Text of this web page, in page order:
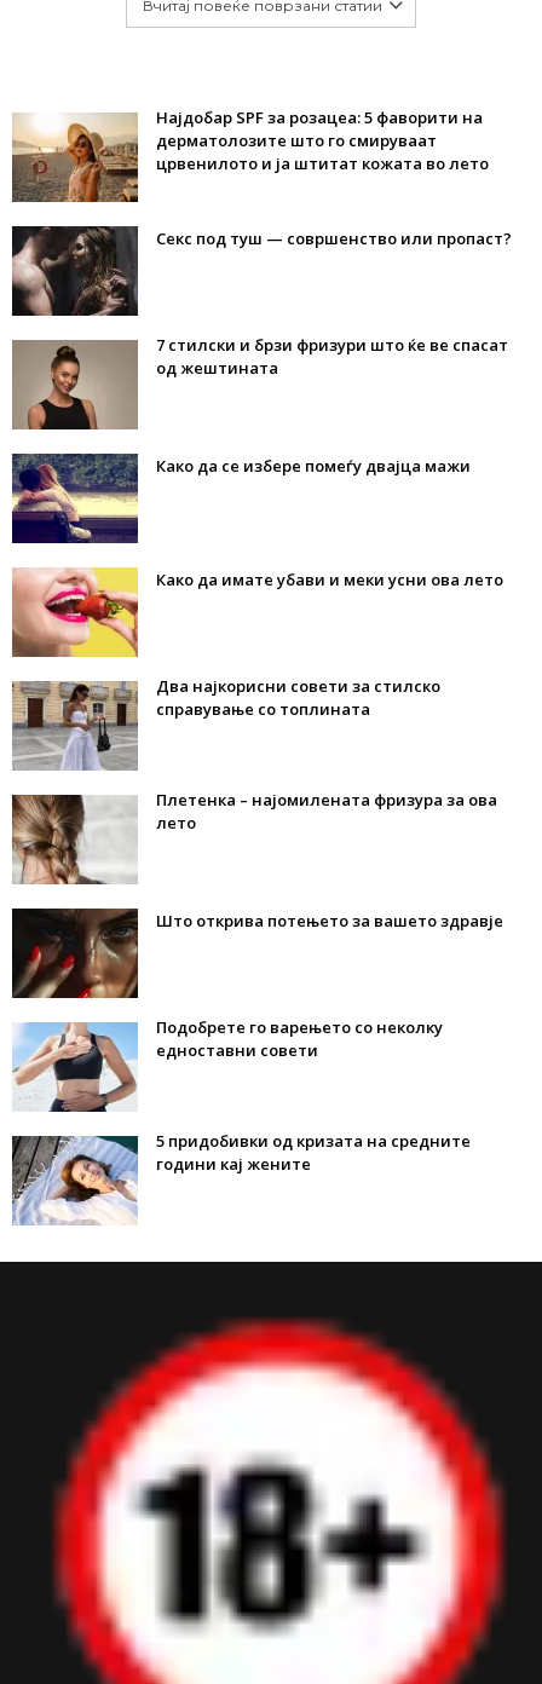
Вчитај повеќе поврзани статии
Најдобар SPF за розацеа: 5 фаворити на
дерматолозите што го смируваат
црвенилото и ја штитат кожата во лето
Секс под туш — совршенство или пропаст?
7 стилски и брзи фризури што ќе ве спасат
од жештината
Како да се избере помеѓу двајца мажи
Како да имате убави и меки усни ова лето
Два најкорисни совети за стилско
справување со топлината
Плетенка – најомилената фризура за ова
лето
Што открива потењето за вашето здравје
Подобрете го варењето со неколку
едноставни совети
5 придобивки од кризата на средните
години кај жените